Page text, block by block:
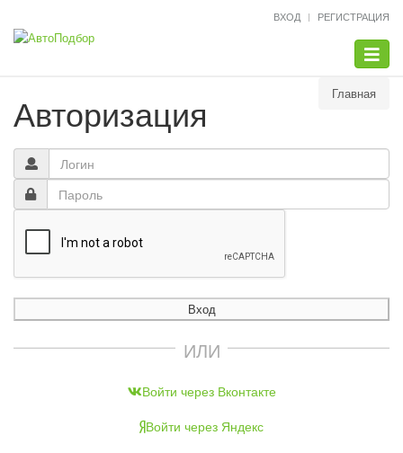
ВХОД РЕГИСТРАЦИЯ
Меню
Авторизация Главная
Вход
ИЛИ
Войти через Вконтакте
Войти через Яндекс